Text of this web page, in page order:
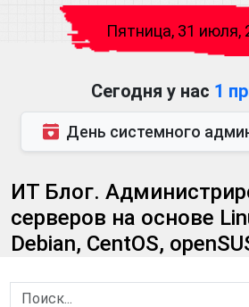
Пятница, 31 июля,
Сегодня у нас 1
День системного администратора
ИТ Блог.
серверов на основе
Debian, CentOS,